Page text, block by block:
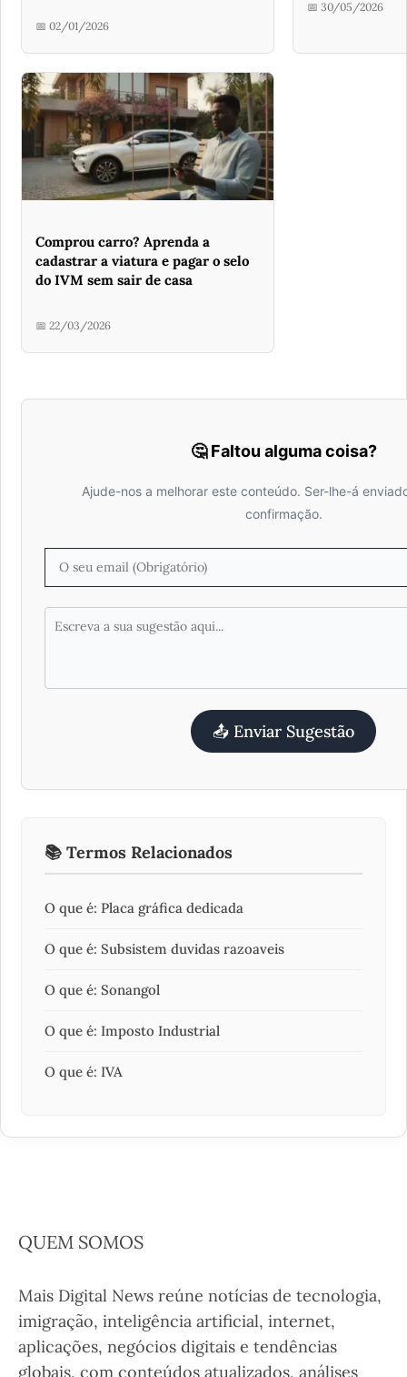
📅 02/01/2026
📅 30/05/2026
Comprou carro? Aprenda a
cadastrar a viatura e pagar o selo
do IVM sem sair de casa
📅 22/03/2026
🤔 Faltou alguma coisa?
Ajude-nos a melhorar este conteúdo. Ser-lhe-á
confirmação.
📤 Enviar Sugestão
📚 Termos Relacionados
O que é: Placa gráfica dedicada
O que é: Subsistem duvidas razoaveis
O que é: Sonangol
O que é: Imposto Industrial
O que é: IVA
QUEM SOMOS
Mais Digital News reúne notícias de tecnologia,
imigração, inteligência artificial, internet,
aplicações, negócios digitais e tendências
globais, com conteúdos atualizados, análises